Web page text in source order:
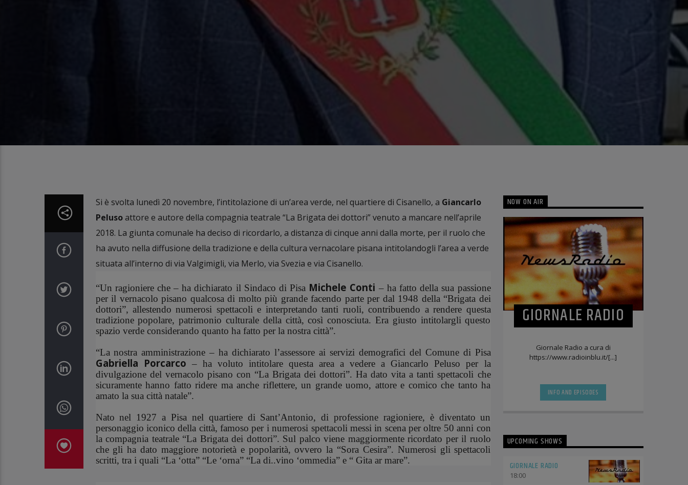
Si è svolta lunedì 20 novembre, l’intitolazione di un’area verde, nel quartiere di Cisanello, a Giancarlo
Pelusoattore e autore della compagnia teatrale “La Brigata dei dottori” venuto a mancare nell’aprile
2018. La giunta comunale ha deciso di ricordarlo, a distanza di cinque anni dalla morte, per il ruolo che
ha avuto nella diffusione della tradizione e della cultura vernacolare pisana intitolandogli l’area a verde
situata all’interno di via Valgimigli, via Merlo, via Svezia e via Cisanello.
“Un ragioniere che – ha dichiarato il Sindaco di Pisa Michele Conti – ha fatto della sua passione
per il vernacolo pisano qualcosa di molto più grande facendo parte per dal 1948 della “Brigata dei
dottori”, allestendo numerosi spettacoli e interpretando tanti ruoli, contribuendo a rendere questa
tradizione popolare, patrimonio culturale della città, così conosciuta. Era giusto intitolargli questo
spazio verde considerando quanto ha fatto per la nostra città”.
“La nostra amministrazione – ha dichiarato l’assessore ai servizi demografici del Comune di Pisa
Gabriella Porcarco – ha voluto intitolare questa area a vedere a Giancarlo Peluso per la
divulgazione del vernacolo pisano con “La Brigata dei dottori”. Ha dato vita a tanti spettacoli che
sicuramente hanno fatto ridere ma anche riflettere, un grande uomo, attore e comico che tanto ha
amato la sua città natale”.
Nato nel 1927 a Pisa nel quartiere di Sant’Antonio, di professione ragioniere, è diventato un
personaggio iconico della città, famoso per i numerosi spettacoli messi in scena per oltre 50 anni con
la compagnia teatrale “La Brigata dei dottori”. Sul palco viene maggiormente ricordato per il ruolo
che gli ha dato maggiore notorietà e popolarità, ovvero la “Sora Cesira”. Numerosi gli spettacoli
scritti, tra i quali “La ‘otta” “Le ‘orna” “La di..vino ‘ommedia” e “ Gita ar mare”.
NOW ON AIR
GIORNALE RADIO
Giornale Radio a cura di
https://www.radioinblu.it/[...]
INFO AND EPISODES
UPCOMING SHOWS
GIORNALE RADIO
18:00